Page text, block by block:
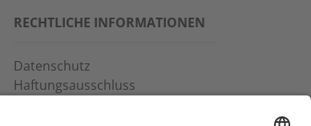
RECHTLICHE INFORMATIONEN
Datenschutz
Haftungsausschluss